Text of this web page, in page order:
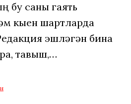
бу саны гаять
кыен шартларда
эшләгән бина
тавыш,…